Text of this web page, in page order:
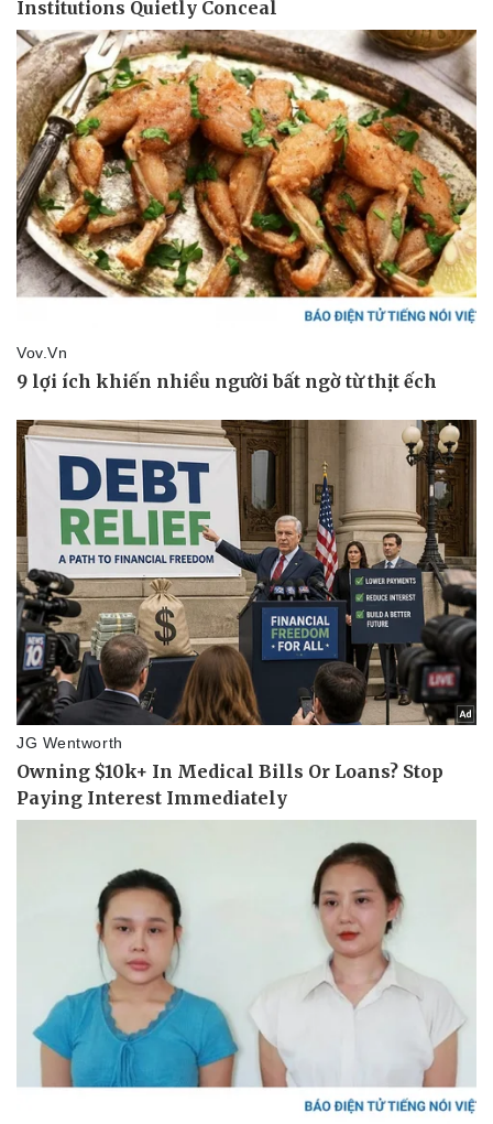
Pháp luật
Vụ án
Tin nóng
Tư vấn luật
Quân sự - Quốc phòng
Vũ khí
Việt Nam
Phân tích